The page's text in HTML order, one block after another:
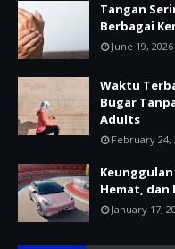
Tangan
Berbagai
June 19, 2026
Waktu
Bugar
Adults
February 24,
Hemat, dan
January 17,